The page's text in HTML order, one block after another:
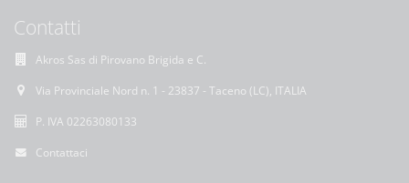
Contatti
Akros Sas di Pirovano Brigida e C.
Via Provinciale Nord n. 1 - 23837 - Taceno (LC), ITALIA
P. IVA 02263080133
Contattaci